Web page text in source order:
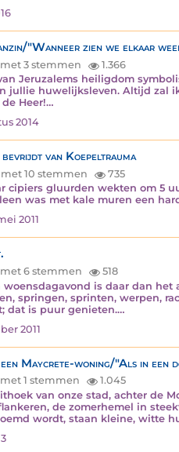
"Wanneer zien we elkaar
3 stemmen
1.366
Jeruzalems heiligdom
jullie huwelijksleven. Altijd zal
Heer!…
2014
van Koepeltrauma
10 stemmen
735
cipiers gluurden wekten om 5
was met kale muren een
2011
6 stemmen
518
woensdagavond is daar dan
springen, sprinten, werpen,
dat is puur genieten.…
2011
Maycrete-woning/"Als in een
1 stemmen
1.045
van onze stad, achter de
de zomerhemel in
wordt, staan kleine, witte